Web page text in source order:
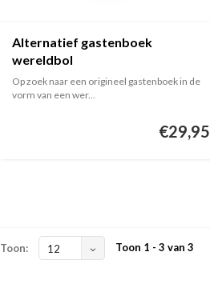
Alternatief gastenboek
wereldbol
Op zoek naar een origineel gastenboek in de
vorm van een wer...
€29,95
Toon: 12 Toon 1 - 3 van 3